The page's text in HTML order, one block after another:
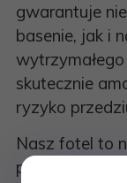
gwarantuje
basenie, jak i
skutecznie
ryzyko
Nasz fotel to
pływania, ale